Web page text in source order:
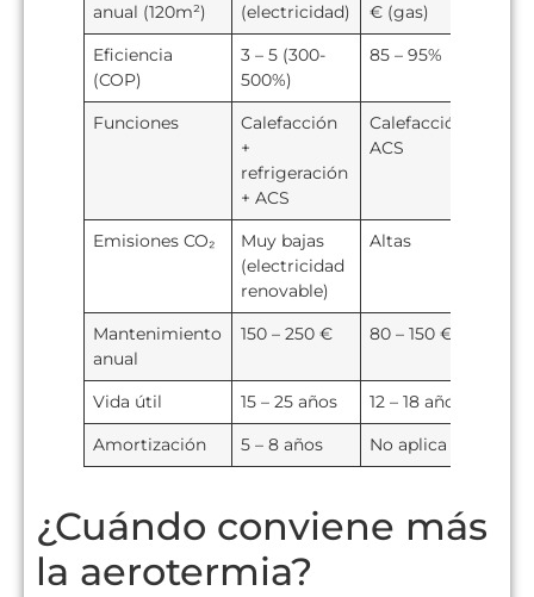
anual (120m²)
(electricidad)
€ (gas)
Eficiencia
(COP)
3 – 5 (300-
500%)
85 – 95%
Funciones
Calefacción
+
refrigeración
+ ACS
Calefacción +
ACS
Emisiones CO₂
Muy bajas
(electricidad
renovable)
Altas
Mantenimiento
anual
150 – 250 € 80 – 150 €
Vida útil 15 – 25 años
12 – 18 años
Amortización
5 – 8 años No aplica
¿Cuándo conviene más
la aerotermia?